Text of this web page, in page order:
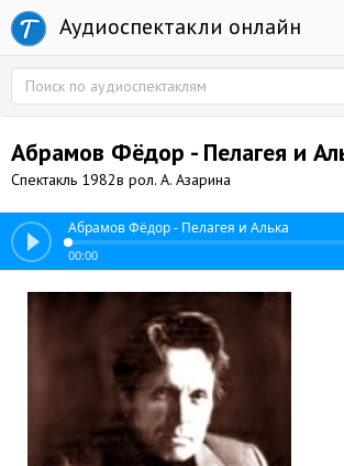
Аудиоспектакли онлайн
Абрамов Фёдор - Пелагея и
Спектакль 1982в рол. А. Азарина
Абрамов Фёдор - Пелагея и Алька
00:00